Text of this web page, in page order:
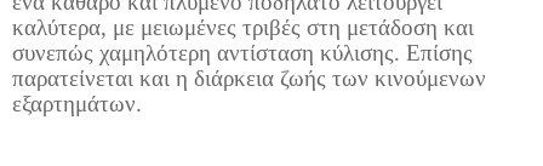
καλύτερα, με μειωμένες τριβές στη μετάδοση και
συνεπώς χαμηλότερη αντίσταση κύλισης. Επίσης
παρατείνεται και η διάρκεια ζωής των κινούμενων
εξαρτημάτων.